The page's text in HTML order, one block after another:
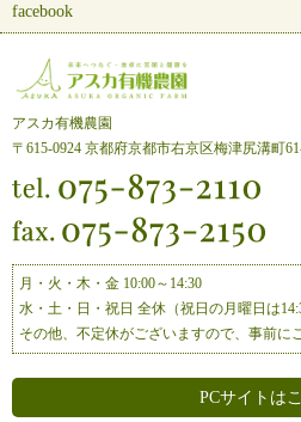
facebook
アスカ有機農園
〒615-0924 京都府京都市右京区梅津尻溝町
月・火・木・金 10:00～14:30
水・土・日・祝日 全休（祝日の月曜日は
その他、不定休がございますので、事前に
PCサイトは